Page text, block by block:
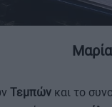
Τεμπώνκαι το